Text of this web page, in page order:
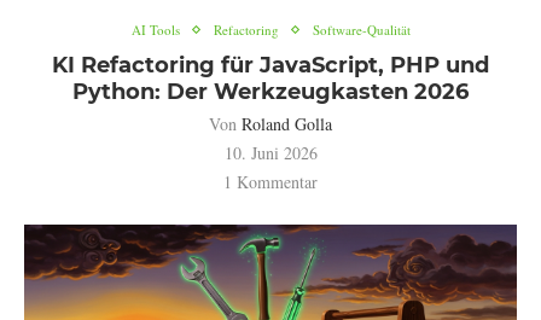
AI Tools Refactoring Software-Qualität
KI Refactoring für JavaScript, PHP und
Python: Der Werkzeugkasten 2026
Von Roland Golla
10. Juni 2026
1 Kommentar